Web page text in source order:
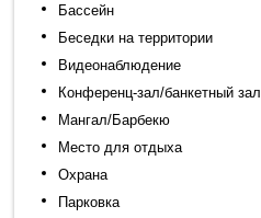
Бассейн
Беседки на территории
Видеонаблюдение
Конференц-зал/банкетный зал
Мангал/Барбекю
Место для отдыха
Охрана
Парковка